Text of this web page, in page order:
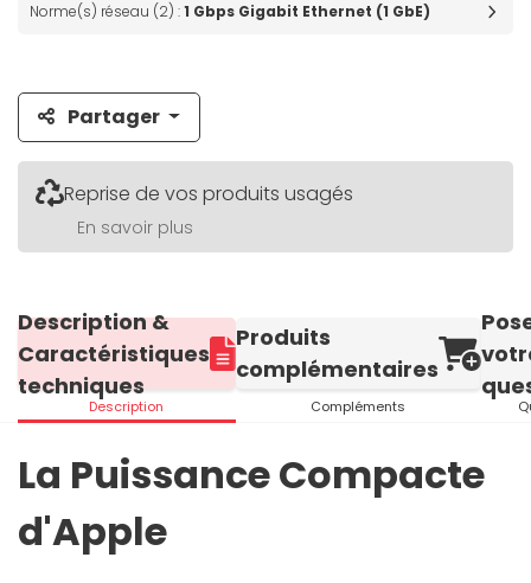
Norme(s) réseau (2) :1 Gbps Gigabit Ethernet (1 GbE)
Partager
Reprise de vos produits usagés
En savoir plus
Description &
Caractéristiques
techniques
Description
Produits
complémentaires
Compléments
La Puissance Compacte
d'Apple